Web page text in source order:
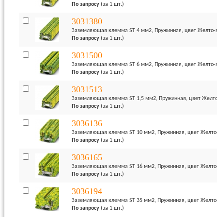
По запросу (за 1 шт.)
3031380
Заземляющая клемма ST 4 мм2, Пружинная, цвет Желто-
По запросу (за 1 шт.)
3031500
Заземляющая клемма ST 6 мм2, Пружинная, цвет Желто-
По запросу (за 1 шт.)
3031513
Заземляющая клемма ST 1,5 мм2, Пружинная, цвет
По запросу (за 1 шт.)
3036136
Заземляющая клемма ST 10 мм2, Пружинная, цвет
По запросу (за 1 шт.)
3036165
Заземляющая клемма ST 16 мм2, Пружинная, цвет
По запросу (за 1 шт.)
3036194
Заземляющая клемма ST 35 мм2, Пружинная, цвет
По запросу (за 1 шт.)